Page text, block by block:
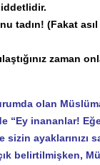
tadın! (Fakat
zaman
olan
“Ey inananlar!
ayaklarınızı
belirtilmişken,